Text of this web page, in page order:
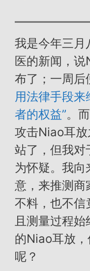
我是今年三月
医的新闻，
布了；一周后
用法律手段来
者的权益”。
攻击Niao耳
站了，但我对
为怀疑。我
意，来推测商
不料，也不信
且测量过程
的Niao耳放
呢？